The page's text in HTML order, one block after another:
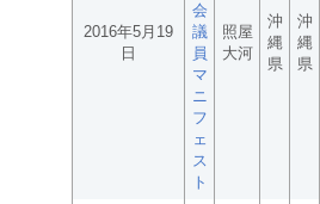
2016年5月19
日
会
議
員
マ
ニ
フ
ェ
ス
ト
照屋
大河
沖
縄
県
沖
縄
県